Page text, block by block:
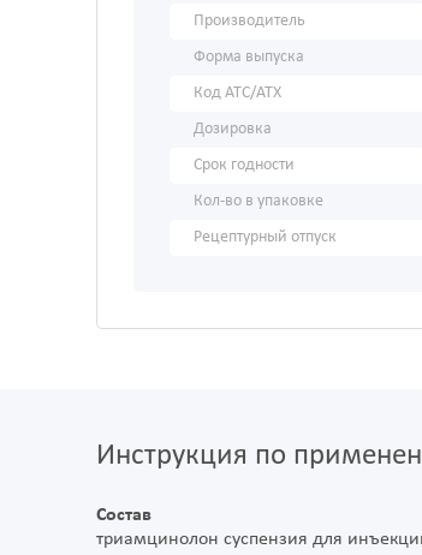
Производитель
Форма выпуска
Код АТС/ATX
Дозировка
Срок годности
Кол-во в упаковке
Рецептурный отпуск
Инструкция по
Состав
триамцинолон суспензия для